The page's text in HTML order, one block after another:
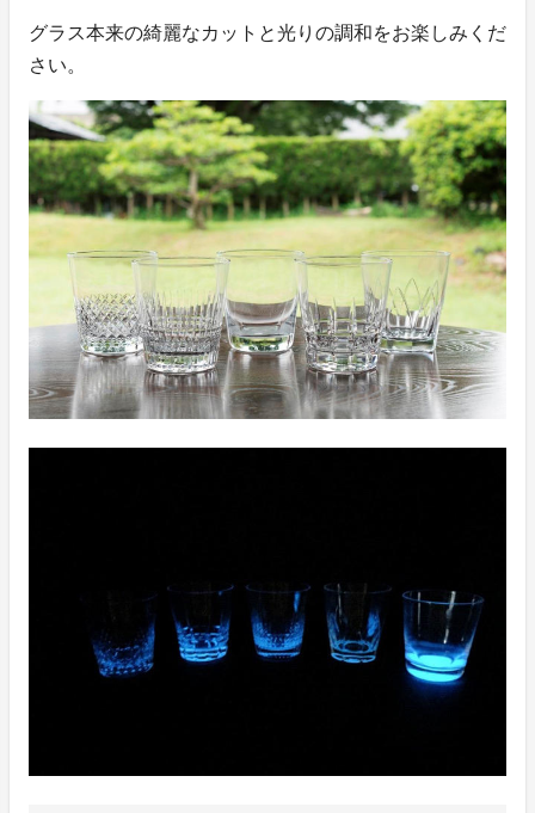
グラス本来の綺麗なカットと光りの調和をお楽しみくだ
さい。